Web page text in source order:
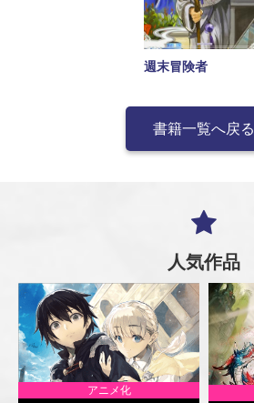
週末冒険者
書籍一覧へ戻る
人気作品
アニメ化